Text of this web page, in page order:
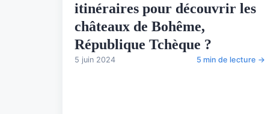
itinéraires pour découvrir les
châteaux de Bohême,
République Tchèque ?
5 juin 2024 5 min de lecture →